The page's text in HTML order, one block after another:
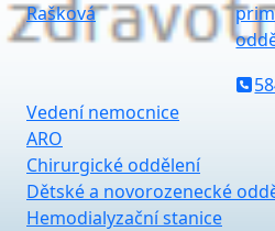
Vedení nemocnice
ARO
Chirurgické oddělení
Dětské a novorozenecké
Hemodialyzační stanice